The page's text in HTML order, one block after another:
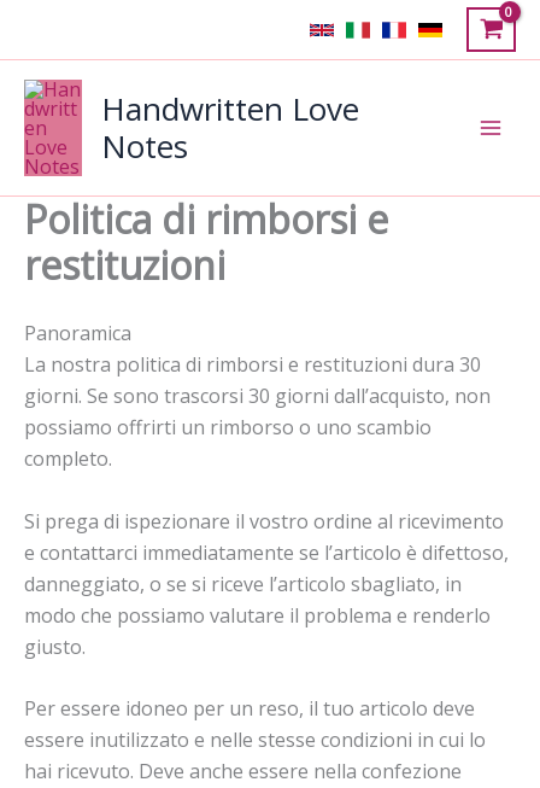
contenuto
Handwritten Love
Notes
Politica di rimborsi e
restituzioni
Panoramica
La nostra politica di rimborsi e restituzioni dura 30
giorni. Se sono trascorsi 30 giorni dall’acquisto, non
possiamo offrirti un rimborso o uno scambio
completo.
Si prega di ispezionare il vostro ordine al ricevimento
e contattarci immediatamente se l’articolo è difettoso,
danneggiato, o se si riceve l’articolo sbagliato, in
modo che possiamo valutare il problema e renderlo
giusto.
Per essere idoneo per un reso, il tuo articolo deve
essere inutilizzato e nelle stesse condizioni in cui lo
hai ricevuto. Deve anche essere nella confezione